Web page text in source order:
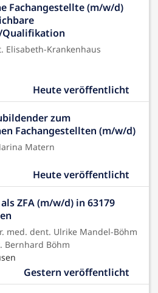
Fachangestellte (m/w/d)
Elisabeth-Krankenhaus
Heute veröffentlicht
zum
Fachangestellten (m/w/d)
Matern
Heute veröffentlicht
ZFA (m/w/d) in 63179
med. dent. Ulrike Mandel-Böhm
Bernhard Böhm
Gestern veröffentlicht